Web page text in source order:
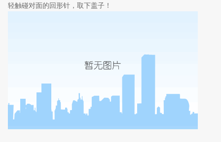
轻触碰对面的回形针，取下盖子！